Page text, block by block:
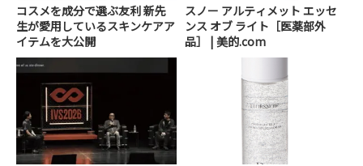
コスメを成分で選ぶ友利 新先
生が愛用しているスキンケアア
イテムを大公開
スノー アルティメット エッセ
ンス オブ ライト［医薬部外
品］ | 美的.com